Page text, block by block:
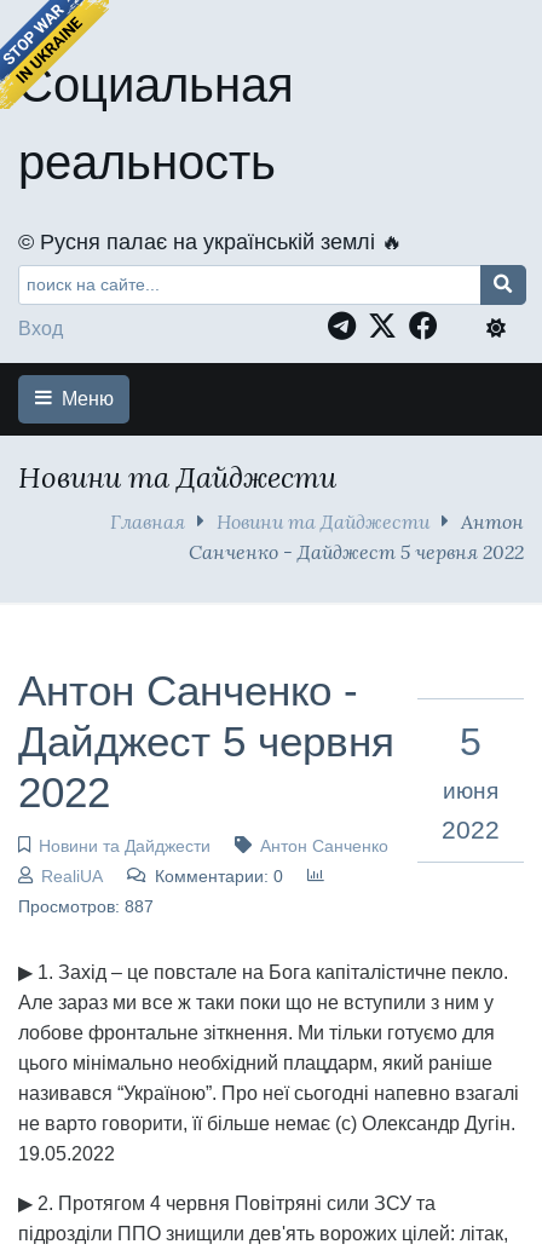
Социальная
реальность
©️ Русня палає на українській землі 🔥
Вход
Меню
Новини та Дайджести
Главная Новини та Дайджести
Антон
Санченко - Дайджест 5 червня 2022
Антон Санченко -
Дайджест 5 червня
2022
Новини та Дайджести
Антон Санченко
RealiUA
Комментарии: 0
Просмотров: 887
5
июня
2022
▶ 1. Захід – це повстале на Бога капіталістичне пекло.
Але зараз ми все ж таки поки що не вступили з ним у
лобове фронтальне зіткнення. Ми тільки готуємо для
цього мінімально необхідний плацдарм, який раніше
називався “Україною”. Про неї сьогодні напевно взагалі
не варто говорити, її більше немає (с) Олександр Дугін.
19.05.2022
▶ 2. Протягом 4 червня Повітряні сили ЗСУ та
підрозділи ППО знищили дев'ять ворожих цілей: літак,